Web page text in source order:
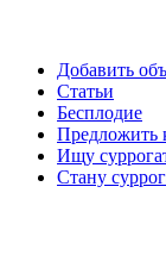
Добавить
Статьи
Бесплодие
Ищу
Стану